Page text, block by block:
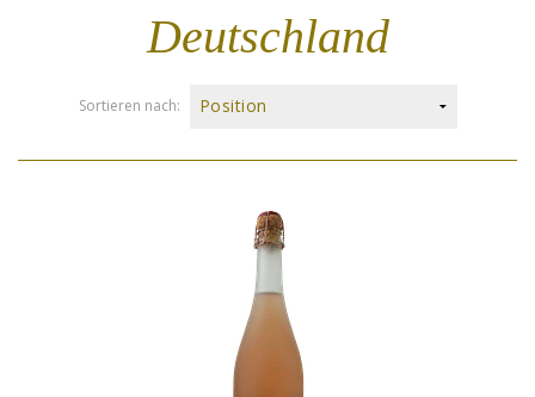
Deutschland
Sortieren nach: